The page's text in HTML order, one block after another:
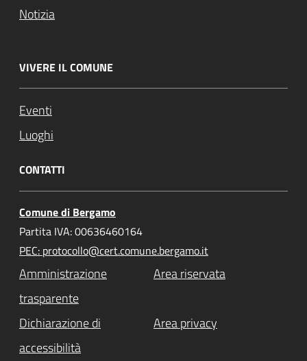
Notizia
VIVERE IL COMUNE
Eventi
Luoghi
CONTATTI
Comune di Bergamo
Partita IVA: 00636460164
PEC: protocollo@cert.comune.bergamo.it
Amministrazione
trasparente
Area riservata
Dichiarazione di
accessibilità
Area privacy